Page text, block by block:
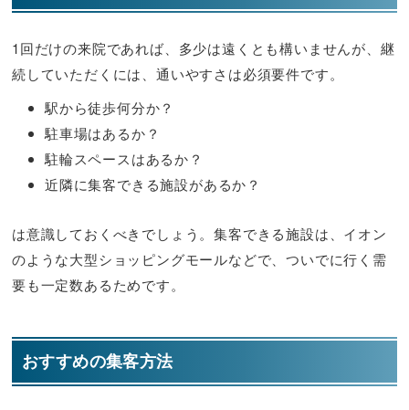
1回だけの来院であれば、多少は遠くとも構いませんが、継
続していただくには、通いやすさは必須要件です。
駅から徒歩何分か？
駐車場はあるか？
駐輪スペースはあるか？
近隣に集客できる施設があるか？
は意識しておくべきでしょう。集客できる施設は、イオン
のような大型ショッピングモールなどで、ついでに行く需
要も一定数あるためです。
おすすめの集客方法